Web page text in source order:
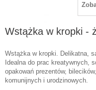
Wstążka w kropki -
Wstążka w kropki. Delikatna,
Idealna do prac kreatywnych,
opakowań prezentów,
komunijnych i urodzinowych.